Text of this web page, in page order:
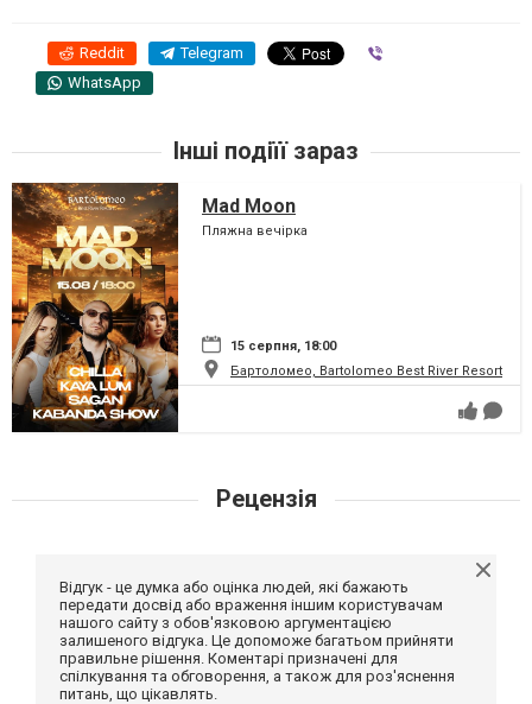
Reddit Telegram
WhatsApp
Інші подіїї зараз
Mad Moon
Пляжна вечірка
15 серпня, 18:00
Бартоломео, Bartolomeo Best River Resort
Рецензія
Відгук - це думка або оцінка людей, які бажають
передати досвід або враження іншим користувачам
нашого сайту з обов'язковою аргументацією
залишеного відгука. Це допоможе багатьом прийняти
правильне рішення. Коментарі призначені для
спілкування та обговорення, а також для роз'яснення
питань, що цікавлять.